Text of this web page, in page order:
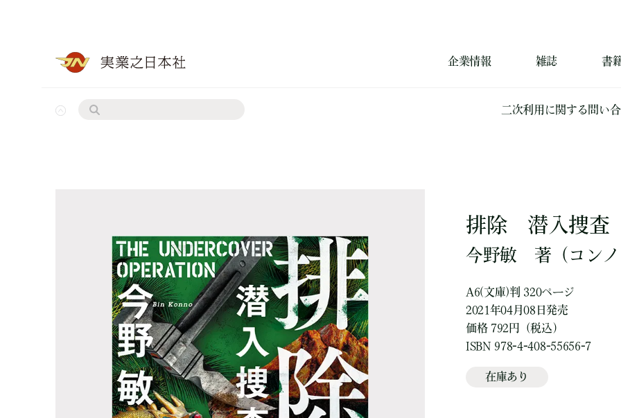
企業情報 雑誌 書
二次利用に関する問い
排除 潜入捜査
今野敏 著 （コン
A6(文庫)判 320ページ
2021年04月08日発売
価格 792円（税込）
ISBN 978-4-408-55656-7
在庫あり